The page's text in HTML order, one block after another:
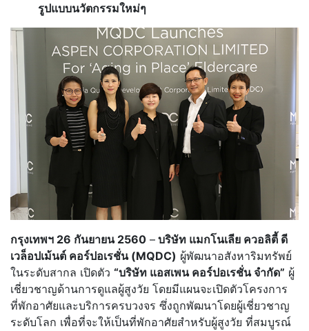
รูปแบบนวัตกรรมใหม่ๆ
กรุงเทพฯ 26 กันยายน 2560 – บริษัท แมกโนเลีย ควอลิตี้ ดี
เวล็อปเม้นต์ คอร์ปอเรชั่น (MQDC) ผู้พัฒนาอสังหาริมทรัพย์
ในระดับสากล เปิดตัว “บริษัท แอสเพน คอร์ปอเรชั่น จำกัด” ผู้
เชี่ยวชาญด้านการดูแลผู้สูงวัย โดยมีแผนจะเปิดตัวโครงการ
ที่พักอาศัยและบริการครบวงจร ซึ่งถูกพัฒนาโดยผู้เชี่ยวชาญ
ระดับโลก เพื่อที่จะให้เป็นที่พักอาศัยสำหรับผู้สูงวัย ที่สมบูรณ์